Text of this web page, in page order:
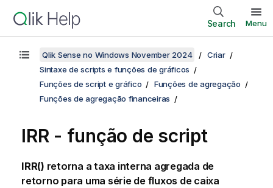
Search Menu
Qlik Sense no Windows November 2024
Criar
Sintaxe de scripts e funções de gráficos
Funções de script e gráfico
Funções de agregação
Funções de agregação financeiras
IRR - função de script
IRR() retorna a taxa interna agregada de
retorno para uma série de fluxos de caixa